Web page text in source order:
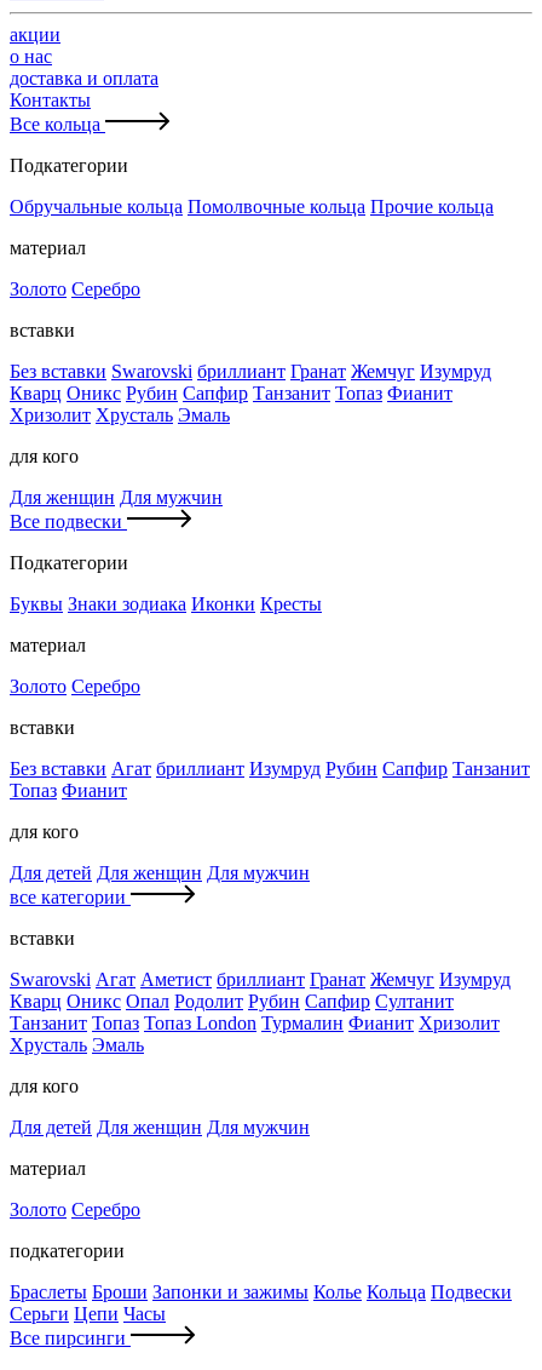
акции
о нас
доставка и оплата
Контакты
Все кольца
Подкатегории
Обручальные кольца Помолвочные кольца Прочие кольца
материал
Золото Серебро
вставки
Без вставки Swarovski бриллиант Гранат Жемчуг Изумруд
Кварц Оникс Рубин Сапфир Танзанит Топаз Фианит
Хризолит Хрусталь Эмаль
для кого
Для женщин Для мужчин
Все подвески
Подкатегории
Буквы Знаки зодиака Иконки Кресты
материал
Золото Серебро
вставки
Без вставки Агат бриллиант Изумруд Рубин Сапфир Танзанит
Топаз Фианит
для кого
Для детей Для женщин Для мужчин
все категории
вставки
Swarovski Агат Аметист бриллиант Гранат Жемчуг Изумруд
Кварц Оникс Опал Родолит Рубин Сапфир Султанит
Танзанит Топаз Топаз London Турмалин Фианит Хризолит
Хрусталь Эмаль
для кого
Для детей Для женщин Для мужчин
материал
Золото Серебро
подкатегории
Браслеты Броши Запонки и зажимы Колье Кольца Подвески
Серьги Цепи Часы
Все пирсинги